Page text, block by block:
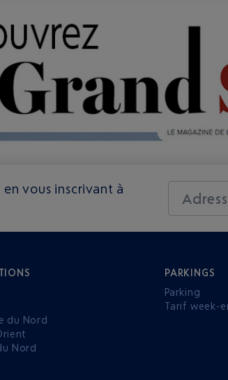
vous inscrivant à
du Nord
Nord
PARKINGS
Parking
Tarif week-